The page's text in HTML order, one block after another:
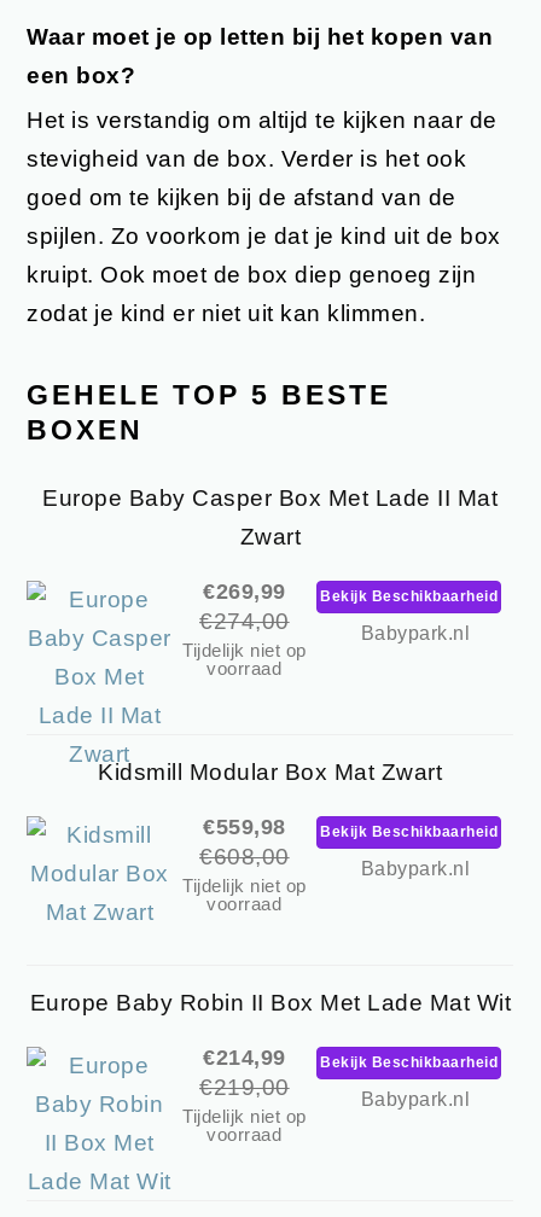
Waar moet je op letten bij het kopen van
een box?
Het is verstandig om altijd te kijken naar de
stevigheid van de box. Verder is het ook
goed om te kijken bij de afstand van de
spijlen. Zo voorkom je dat je kind uit de box
kruipt. Ook moet de box diep genoeg zijn
zodat je kind er niet uit kan klimmen.
GEHELE TOP 5 BESTE
BOXEN
Europe Baby Casper Box Met Lade II Mat
Zwart
€269,99
€274,00
Tijdelijk niet op
voorraad
Bekijk Beschikbaarheid
Babypark.nl
Kidsmill Modular Box Mat Zwart
€559,98
€608,00
Tijdelijk niet op
voorraad
Bekijk Beschikbaarheid
Babypark.nl
Europe Baby Robin II Box Met Lade Mat Wit
€214,99
€219,00
Tijdelijk niet op
voorraad
Bekijk Beschikbaarheid
Babypark.nl